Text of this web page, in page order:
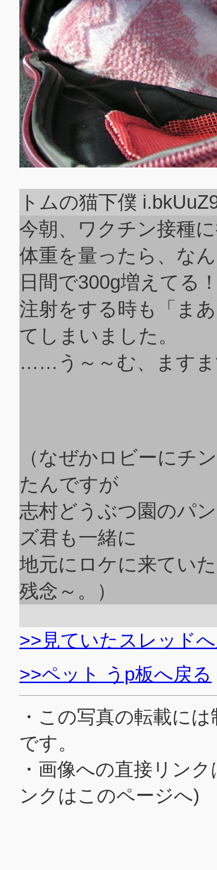
トムの猫下僕
今朝、ワクチン接種
体重を量ったら、な
日間で300g増えてる
注射をする時も「ま
てしまいました。
……う～～む、ますま
（なぜかロビーにチ
たんですが
志村どうぶつ園のパ
ズ君も一緒に
地元にロケに来てい
残念～。）
>>見ていたスレッド
>>ペット うp板へ戻る
・この写真の転載に
です。
・画像への直接リン
ンクはこのページへ)